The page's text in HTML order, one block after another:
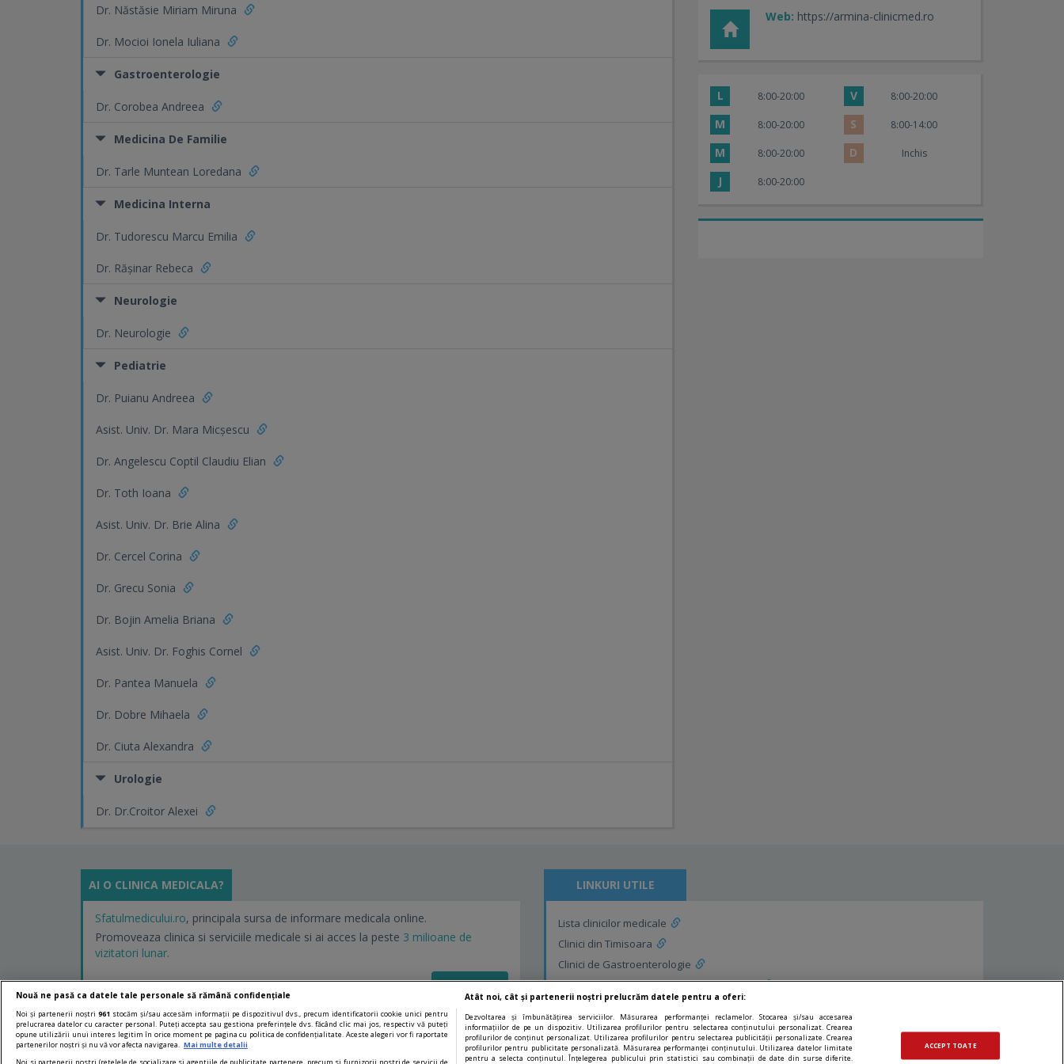
Dr. Năstăsie Miriam Miruna
Dr. Mocioi Ionela Iuliana
Gastroenterologie
Dr. Corobea Andreea
Medicina De Familie
Dr. Tarle Muntean Loredana
Medicina Interna
Dr. Tudorescu Marcu Emilia
Dr. Rășinar Rebeca
Neurologie
Dr. Neurologie
Pediatrie
Dr. Puianu Andreea
Asist. Univ. Dr. Mara Micșescu
Dr. Angelescu Coptil Claudiu Elian
Dr. Toth Ioana
Asist. Univ. Dr. Brie Alina
Dr. Cercel Corina
Dr. Grecu Sonia
Dr. Bojin Amelia Briana
Asist. Univ. Dr. Foghis Cornel
Dr. Pantea Manuela
Dr. Dobre Mihaela
Dr. Ciuta Alexandra
Urologie
Dr. Dr.Croitor Alexei
Web: https://armina-clinicmed.ro
L 8:00-20:00 V 8:00-20:00
M 8:00-20:00 S 8:00-14:00
M 8:00-20:00 D Inchis
J 8:00-20:00
AI O CLINICA MEDICALA?
Sfatulmedicului.ro, principala sursa de informare medicala online.
Promoveaza clinica si serviciile medicale si ai acces la peste 3 milioane de
vizitatori lunar.
Vezi detalii!
LINKURI UTILE
Lista clinicilor medicale
Clinici din Timisoara
Clinici de Gastroenterologie
Clinici de Gastroenterologie din Timisoara
Promovat de
Nouă ne pasă ca datele tale personale să rămână confidențiale
Noi și partenerii noștri 961stocăm și/sau accesăm informații pe dispozitivul dvs., precum identificatorii cookie unici pentru
prelucrarea datelor cu caracter personal. Puteți accepta sau gestiona preferințele dvs. făcând clic mai jos, respectiv vă puteți
opune utilizării unui interes legitim în orice moment pe pagina cu politica de confidențialitate. Aceste alegeri vor fi raportate
partenerilor noștri și nu vă vor afecta navigarea. Mai multe detalii
Noi si partenerii nostri (retelele de socializare si agentiile de publicitate partenere, precum si furnizorii nostri de servicii de
Atât noi, cât și partenerii noștri prelucrăm datele pentru a oferi:
Dezvoltarea și îmbunătățirea serviciilor. Măsurarea performanței reclamelor. Stocarea și/sau accesarea
informațiilor de pe un dispozitiv. Utilizarea profilurilor pentru selectarea conținutului personalizat. Crearea
profilurilor de conținut personalizat. Utilizarea profilurilor pentru selectarea publicității personalizate. Crearea
profilurilor pentru publicitate personalizată. Măsurarea performanței conținutului. Utilizarea datelor limitate
pentru a selecta conținutul. Înțelegerea publicului prin statistici sau combinații de date din surse diferite.
ACCEPT TOATE